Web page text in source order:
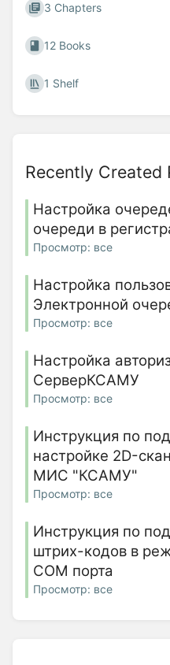
3 Chapters
12 Books
1 Shelf
Recently Created
Настройка
очереди в
Просмотр: все
Настройка
Электронной
Просмотр: все
Настройка
СерверКСАМУ
Просмотр: все
Инструкция по
настройке 2D-
МИС "КСАМУ"
Просмотр: все
Инструкция по
штрих-кодов в
COM порта
Просмотр: все